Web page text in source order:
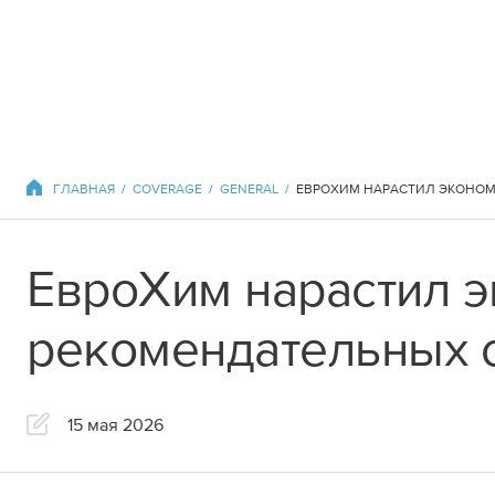
Другие сайты
Корпоративные
EuroChem Group AG
ГЛАВНАЯ COVERAGE GENERAL
ЕвроХим нарастил
рекомендательных
15 мая 2026